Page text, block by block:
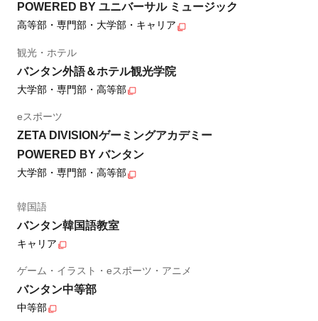
POWERED BY ユニバーサル ミュージック
高等部・専門部・大学部・キャリア
観光・ホテル
バンタン外語＆ホテル観光学院
大学部・専門部・高等部
eスポーツ
ZETA DIVISIONゲーミングアカデミー
POWERED BY バンタン
大学部・専門部・高等部
韓国語
バンタン韓国語教室
キャリア
ゲーム・イラスト・eスポーツ・アニメ
バンタン中等部
中等部